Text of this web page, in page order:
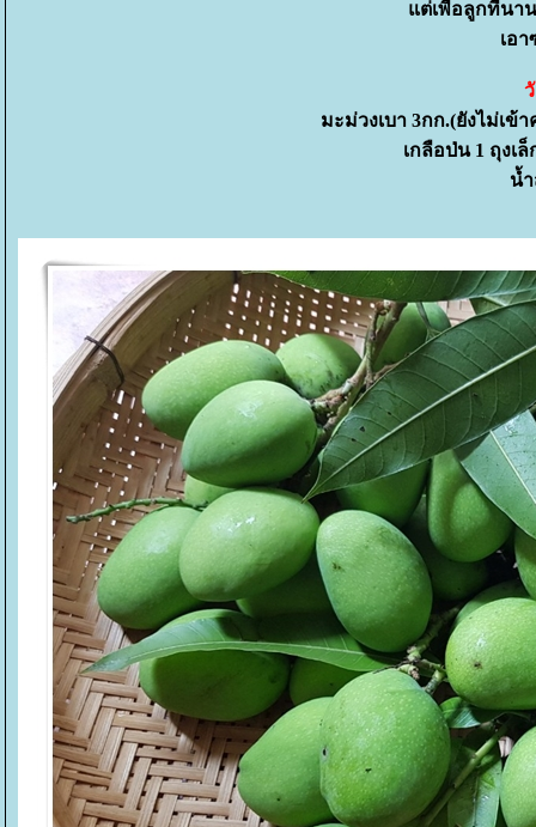
ต่เพื่อลูกที่นาน
เอ
มะม่วงเบา 3กก.(ยังไม่เ
เกลือป่น 1 ถุง
น้